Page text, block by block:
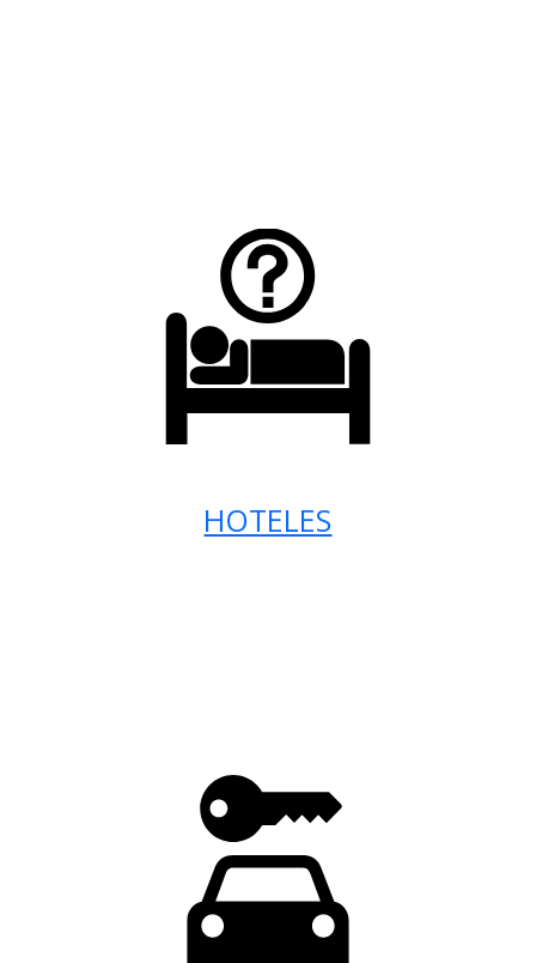
HOTELES